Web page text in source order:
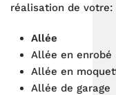
réalisation de votre:
Allée
Allée en enrobé
Allée en
Allée de garage